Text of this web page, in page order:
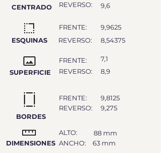
CENTRADO
ESQUINAS
SUPERFICIE
REVERSO:
9,6
FRENTE:
9,9625‬
REVERSO:
8,54375‬
FRENTE:
REVERSO:
7,1
8,9
BORDES
FRENTE:
REVERSO:
9,8125‬
9,275‬
ALTO:
DIMENSIONES ANCHO:
88 mm
63 mm